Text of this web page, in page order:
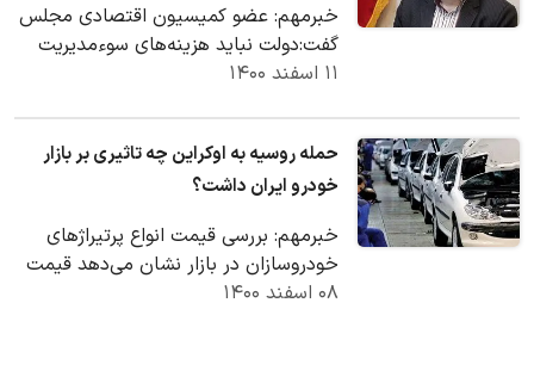
خبرمهم: عضو کمیسیون اقتصادی مجلس
گفت:دولت نباید هزینه‌های سوءمدیریت
ایران خودرو و سایپا را پرداخت کند.لذا
۱۱ اسفند ۱۴۰۰
حمله روسیه به اوکراین چه تاثیری بر بازار
خودرو ایران داشت؟
خبرمهم: بررسی قیمت انواع پرتیراژهای
خودروسازان در بازار نشان می‌دهد قیمت
اکثریت این خودروها در بازار امروز
۰۸ اسفند ۱۴۰۰